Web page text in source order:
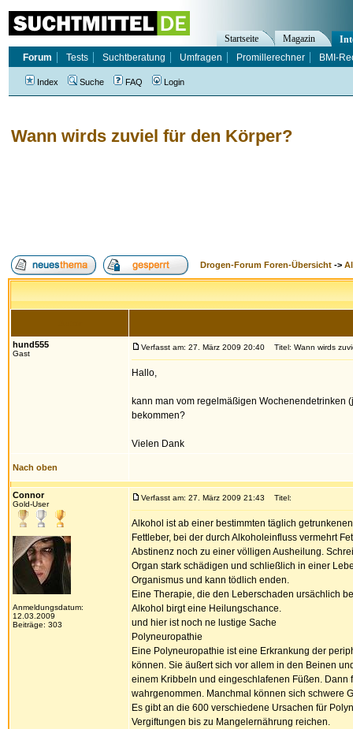
Wann wirds zuviel für den Körper?
Drogen-Forum Foren-Übersicht ->
hund555
Gast
Verfasst am: 27. März 2009 20:40 Titel: Wann wirds
Hallo,
kann man vom regelmäßigen Wochenendetrinken
bekommen?
Vielen Dank
Nach oben
Connor
Gold-User
Anmeldungsdatum:
12.03.2009
Beiträge: 303
Verfasst am: 27. März 2009 21:43 Titel:
Alkohol ist ab einer bestimmten täglich
Fettleber, bei der durch Alkoholeinfluss vermehrt
Abstinenz noch zu einer völligen Ausheilung.
Organ stark schädigen und schließlich in einer
Organismus und kann tödlich enden.
Eine Therapie, die den Leberschaden ursächlich
Alkohol birgt eine Heilungschance.
und hier ist noch ne lustige Sache
Polyneuropathie
Eine Polyneuropathie ist eine Erkrankung der
können. Sie äußert sich vor allem in den Beinen
einem Kribbeln und eingeschlafenen Füßen.
wahrgenommen. Manchmal können sich schwere
Es gibt an die 600 verschiedene Ursachen für
Vergiftungen bis zu Mangelernährung reichen.
Startseite Magazin
Forum
Tests Suchtberatung Umfragen Promillerechner BMI-
Index Suche FAQ Login